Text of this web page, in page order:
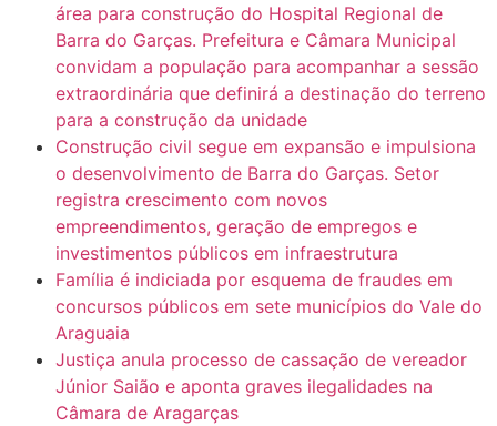
área para construção do Hospital Regional de
Barra do Garças. Prefeitura e Câmara Municipal
convidam a população para acompanhar a sessão
extraordinária que definirá a destinação do terreno
para a construção da unidade
Construção civil segue em expansão e impulsiona
o desenvolvimento de Barra do Garças. Setor
registra crescimento com novos
empreendimentos, geração de empregos e
investimentos públicos em infraestrutura
Família é indiciada por esquema de fraudes em
concursos públicos em sete municípios do Vale do
Araguaia
Justiça anula processo de cassação de vereador
Júnior Saião e aponta graves ilegalidades na
Câmara de Aragarças